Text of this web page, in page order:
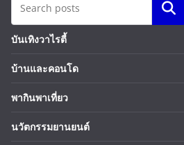
Search
บันเทิงวาไรตี้
บ้านและคอนโด
พากินพาเที่ยว
นวัตกรรมยานยนต์